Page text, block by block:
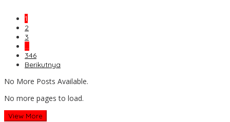
1
2
3
…
346
Berikutnya
No More Posts Available.
No more pages to load.
View More